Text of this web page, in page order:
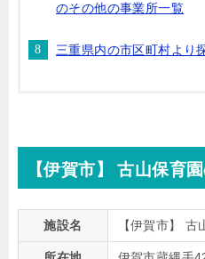
のその他の事業所一覧
三重県内の市区町村より
【伊賀市】 古山保育
施設名 【伊賀市】 古